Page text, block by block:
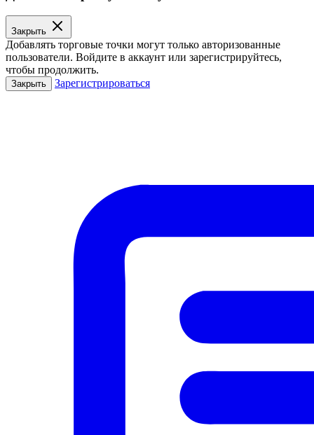
Закрыть
Добавлять торговые точки могут только авторизованные
пользователи. Войдите в аккаунт или зарегистрируйтесь,
чтобы продолжить.
Закрыть Зарегистрироваться